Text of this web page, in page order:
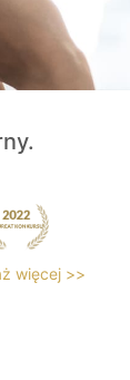
więcej >>